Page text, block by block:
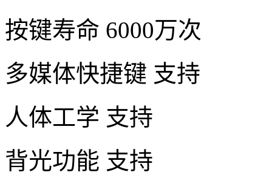
按键寿命 6000万次
多媒体快捷键 支持
人体工学 支持
背光功能 支持